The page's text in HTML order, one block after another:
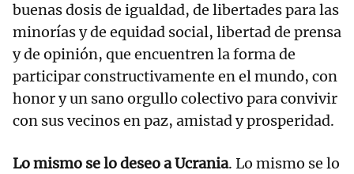
buenas dosis de igualdad, de libertades para las
minorías y de equidad social, libertad de prensa
y de opinión, que encuentren la forma de
participar constructivamente en el mundo, con
honor y un sano orgullo colectivo para convivir
con sus vecinos en paz, amistad y prosperidad.
Lo mismo se lo deseo a Ucrania. Lo mismo se lo